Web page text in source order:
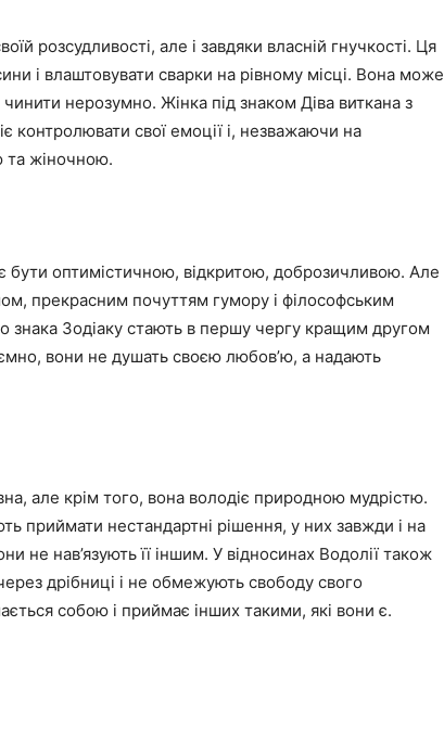
розсудливості, але і завдяки власній гнучкості. Ця
і влаштовувати сварки на рівному місці. Вона може
нерозумно. Жінка під знаком Діва виткана з
контролювати свої емоції і, незважаючи на
та жіночною.
бути оптимістичною, відкритою, доброзичливою. Але
прекрасним почуттям гумору і філософським
знака Зодіаку стають в першу чергу кращим другом
вони не дyшать своєю любов’ю, а надають
але крім того, вона володіє природною мудрістю.
приймати нестандартні рішення, у них завжди і на
не нав’язують її іншим. У відносинах Водолії також
дрібниці і не обмежують свободу свого
собою і приймає інших такими, які вони є.